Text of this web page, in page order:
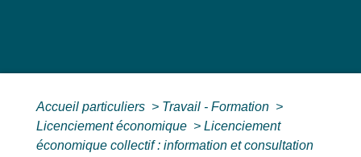
Accueil particuliers > Travail - Formation >
Licenciement économique > Licenciement
économique collectif : information et consultation